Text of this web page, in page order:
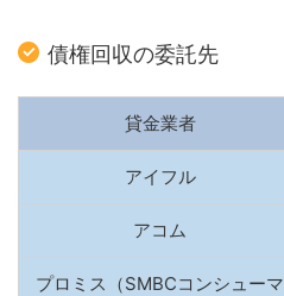
債権回収の委託先
貸金業者
アイフル
アコム
プロミス（SMBCコンシューマ